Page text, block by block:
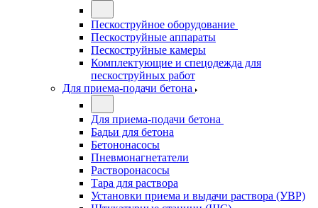
Пескоструйное оборудование
Пескоструйные аппараты
Пескоструйные камеры
Комплектующие и спецодежда для
пескоструйных работ
Для приема-подачи бетона
Для приема-подачи бетона
Бадьи для бетона
Бетононасосы
Пневмонагнетатели
Растворонасосы
Тара для раствора
Установки приема и выдачи раствора (УВР)